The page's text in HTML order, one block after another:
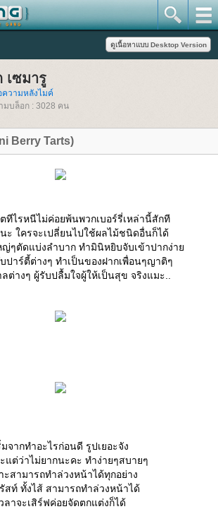
เซมารู
ความหลังไมค์
มบล็อก : 3028 คน
Berry Tarts)
ไรหนีไม่ค่อยพ้นพวกเบอร์รี่เหล่านี้สักที
ะ ใครจะเปลี่ยนไปใช้ผลไม้ชนิดอื่นก็ได้
ญ่ๆตัดแบ่งลำบาก ทำมินิหยิบจับเข้าปากง่า
ปาร์ตี้ต่างๆ ทำเป็นของฝากเพื่อนๆญาติๆ
างๆ ผู้รับปลื้มใจผู้ให้เป็นสุข จริงแมะ..
มจากทำอะไรก่อนดี รูปเยอะจัง
แต่ว่าไม่ยากนะคะ ทำง่ายๆสบายๆ
ะสามารถทำล่วงหน้าได้ทุกอย่าง
สท์ ทั้งไส้ สามารถทำล่วงหน้าได้
ลาจะเสิร์ฟค่อยจัดตกแต่งก็ได้